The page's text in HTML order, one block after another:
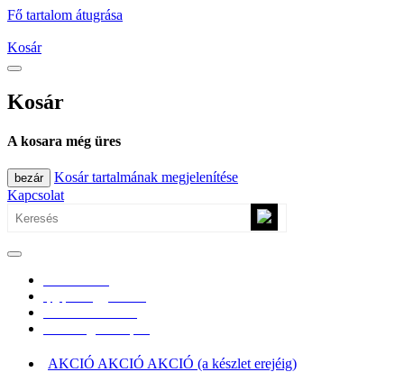
Fő tartalom átugrása
Kosár
Kosár
A kosara még üres
bezár
Kosár tartalmának megjelenítése
Kapcsolat
AKCIÓ AKCIÓ AKCIÓ (a készlet erejéig)